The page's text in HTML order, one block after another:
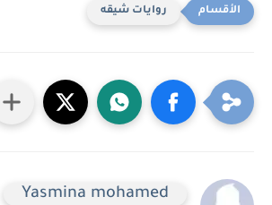
روايات شيقه
Yasmina mohamed